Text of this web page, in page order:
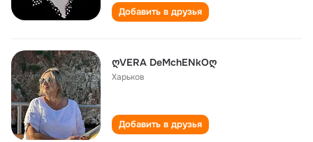
Добавить в друзья
ღVERA DeMchENkOღ
Харьков
Добавить в друзья